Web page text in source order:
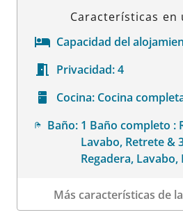
Características en
Capacidad del
Privacidad:4
Cocina: Cocina
Baño: 1 Baño completo :
Lavabo, Retrete &
Regadera, Lavabo,
Más características de